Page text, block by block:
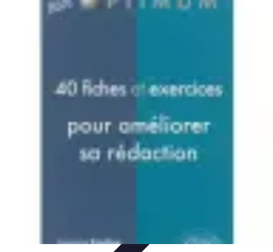
Astuces du Quotidien